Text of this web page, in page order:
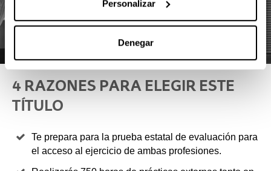
Personalizar
Denegar
4 RAZONES PARA ELEGIR ESTE
TÍTULO
Te prepara para la prueba estatal de evaluación para
el acceso al ejercicio de ambas profesiones.